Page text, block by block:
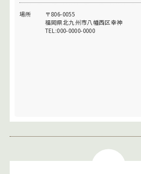
場所
〒806-0055
福岡県北九州市八幡西区幸神
TEL:000-0000-0000